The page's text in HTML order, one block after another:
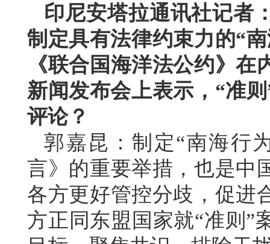
印尼安塔拉通讯社记者
制定具有法律约束力的“
《联合国海洋法公约》
新闻发布会上表示，“准
评论？
郭嘉昆：制定“南海行
言》的重要举措，也是中
各方更好管控分歧，促进
方正同东盟国家就“准则”